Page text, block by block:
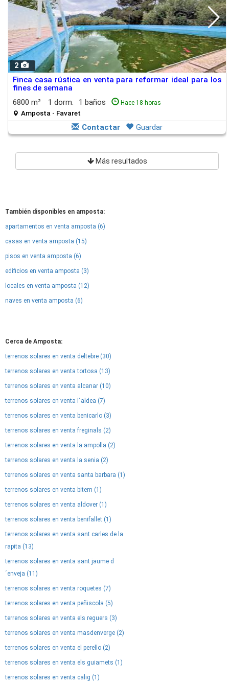
2
Finca casa rústica en venta para reformar ideal para los
fines de semana
6800 m²
1 dorm. 1 baños Hace 18 horas
Amposta - Favaret
Contactar Guardar
Más resultados
También disponibles en amposta:
apartamentos en venta amposta (6)
casas en venta amposta (15)
pisos en venta amposta (6)
edificios en venta amposta (3)
locales en venta amposta (12)
naves en venta amposta (6)
Cerca de Amposta:
terrenos solares en venta deltebre (30)
terrenos solares en venta tortosa (13)
terrenos solares en venta alcanar (10)
terrenos solares en venta l´aldea (7)
terrenos solares en venta benicarlo (3)
terrenos solares en venta freginals (2)
terrenos solares en venta la ampolla (2)
terrenos solares en venta la senia (2)
terrenos solares en venta santa barbara (1)
terrenos solares en venta bitem (1)
terrenos solares en venta aldover (1)
terrenos solares en venta benifallet (1)
terrenos solares en venta sant carles de la
rapita (13)
terrenos solares en venta sant jaume d
´enveja (11)
terrenos solares en venta roquetes (7)
terrenos solares en venta peñiscola (5)
terrenos solares en venta els reguers (3)
terrenos solares en venta masdenverge (2)
terrenos solares en venta el perello (2)
terrenos solares en venta els guiamets (1)
terrenos solares en venta calig (1)